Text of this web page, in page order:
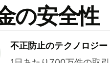
の安全性
不正防止のテクノロジー